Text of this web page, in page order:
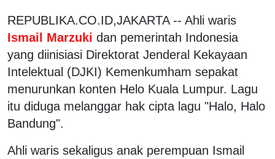
REPUBLIKA.CO.ID,JAKARTA -- Ahli waris
Ismail Marzuki dan pemerintah Indonesia
yang diinisiasi Direktorat Jenderal Kekayaan
Intelektual (DJKI) Kemenkumham sepakat
menurunkan konten Helo Kuala Lumpur. Lagu
itu diduga melanggar hak cipta lagu "Halo, Halo
Bandung".
Ahli waris sekaligus anak perempuan Ismail